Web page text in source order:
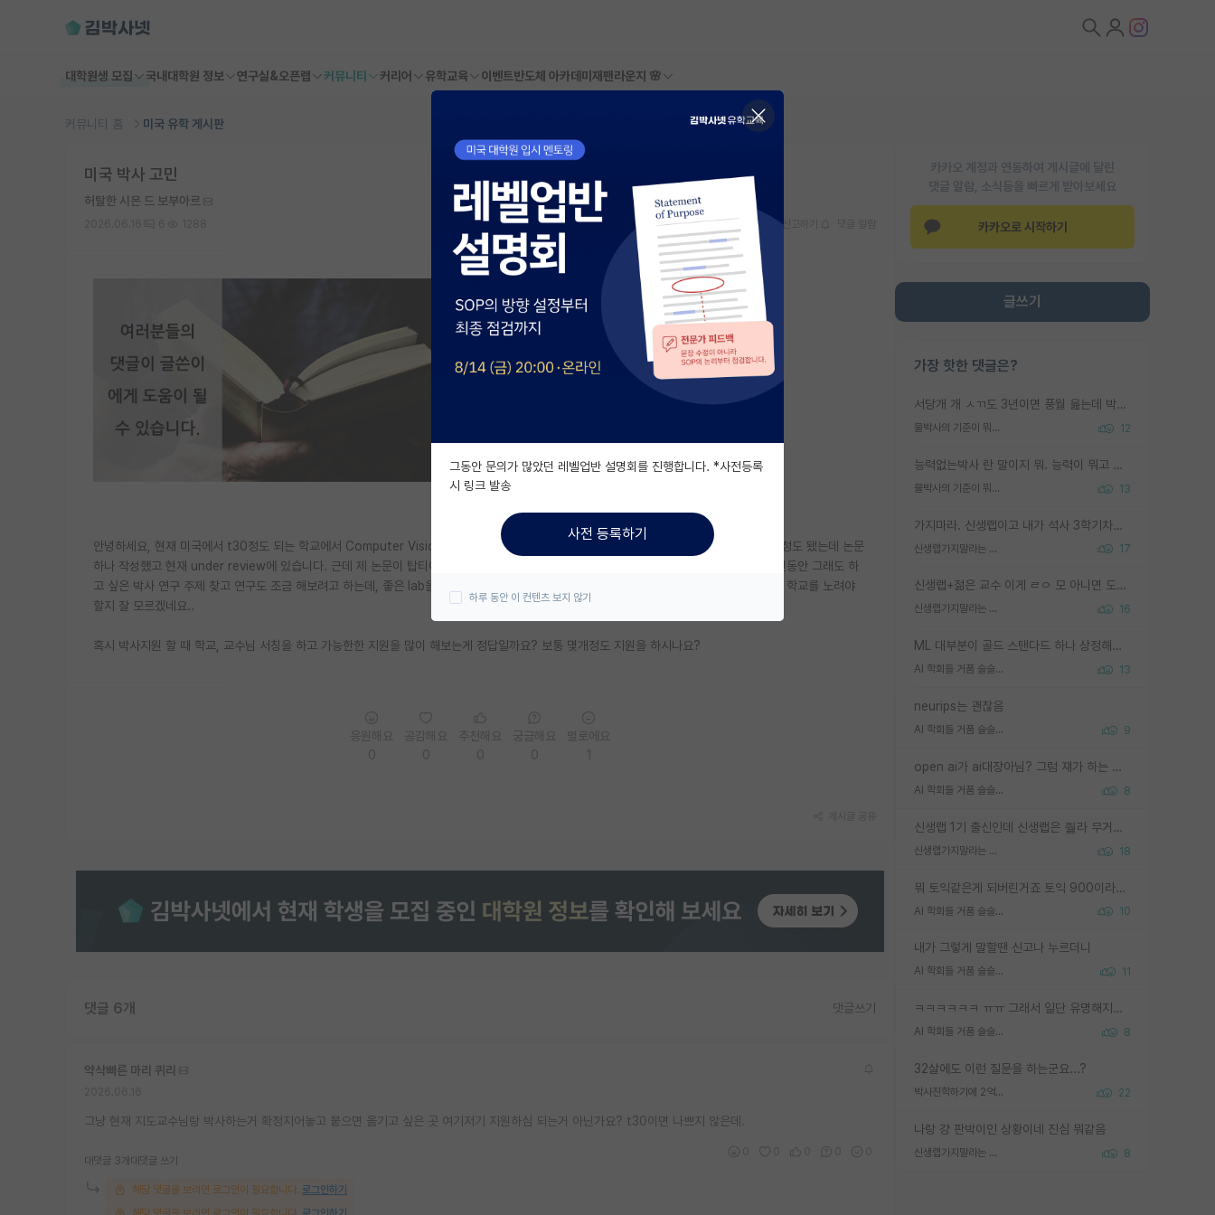
대학원생 모집 국내대학원 정보 연구실&오픈랩 커뮤니티 커리어 유학교육 이벤트반도체 아카데미 재팬라운지 🌸
커뮤니티 홈 미국 유학 게시판
카카오 계정과 연동하여 게시글에 달린
댓글 알람, 소식등을 빠르게 받아보세요
카카오로 시작하기
글쓰기
가장 핫한 댓글은?
서당개 개 ㅅㄲ도 3년이면 풍월 읊는데 박사 5년 이상 대리고 있으면서 물된건 교수 탓 맞는ㄱ게 거기가 서당이 아니란 소리임
물박사의 기준이 뭐임? 12
능력없는박사 란 말이지 뭐. 능력이 뭐고 능력이 있다는게 뭔지는 사람마다 기준이 다르니까 얘기해봐야 서로 자기 기준만 얘기해서 논쟁이 끝이 안나고. 주위에서 능력있고 야심있는 신입생이 교수가 유의미한 피드백을 아예 안주면서 제대로된 과제에 참여해볼 기회도 제공하지 않고 잡일 뺑뺑이만 돌려서 맨날 단순작업만 하면서 밤새다가 눈빛이 점점 죽어가는걸 본 사람은 물박사는 교수탓이라고 하고, 교수는 이것저것 알려도 주고 기회도 주고 사수 동기 붙여주면서 어떻게든 끌고가려고 하는데 본인이 매일 뺀질거리면서 출근 하는둥마는둥 하다가 기껏 와서도 폰이나 쳐다보다가 실험 망치고 저녁약속있어서 먼저 가볼게요~ 하는걸 본 사람은 물박사는 본인탓이라고 함.
물박사의 기준이 뭐임? 13
가지마라. 신생랩이고 내가 석사 3학기차인데 최고참인데 나도 아무것도 모르는데 교수가 후배들 왜 논문 교육 안시키냐. 논문 왜 안 써오냐 닦달한다
신생랩가지말라는 이유가 있었구나 17
신생랩+젊은 교수 이게 ㄹㅇ 모 아니면 도인듯.
신생랩가지말라는 이유가 있었구나 16
ML 대부분이 골드 스탠다드 하나 상정해놓고 (벤치마크 데이터셋이 여러 개면 여러 개 상정) 그거 얼마나 잘 맞추나 싸움임 가끔 번뜩이는 설계 철학을 보여주는 논문들도 있지만 대부분 그거 성적 얼마나 더 올리느라에 혈안이 되어 있는 측면이 잇음
AI 학회들 거품 슬슬 지적이 나오네요 13
neurips는 괜찮음
AI 학회들 거품 슬슬 지적이 나오네요 9
open ai가 ai대장아님? 그럼 쟤가 하는 말이 다 맞겠네
AI 학회들 거품 슬슬 지적이 나오네요 8
신생랩 1기 출신인데 신생랩은 줠라 무거운 바벨 같은거임. 들면 대박인데 못들면 깔려 죽음. 아무도 알려주지 않는 환경에서 자생해야하지만, 일단 살아남았다면 그 어떤 사람보다 악착같고 생존력 높은 사람으로 거듭날 수 있음
신생랩가지말라는 이유가 있었구나 18
뭐 토익같은게 되버린거죠 토익 900이라고 영어잘하는건 아닙니다만 잘하는사람은 다 900을 넘는 그런
AI 학회들 거품 슬슬 지적이 나오네요 10
내가 그렇게 말할땐 신고나 누르더니
AI 학회들 거품 슬슬 지적이 나오네요 11
ㅋㅋㅋㅋㅋㅋ ㅠㅠ 그래서 일단 유명해지는게 중요한거같습니다
AI 학회들 거품 슬슬 지적이 나오네요 8
32살에도 이런 질문을 하는군요...?
박사진학하기에 2억은 괜찮은 (?) 정도의 경제력인가요 22
나랑 걍 판박이인 상황이네 진심 뭐같음
신생랩가지말라는 이유가 있었구나 8
미국 박사 고민
허탈한 시몬 드 보부아르
스크랩 신고하기
안녕하세요, 현재 미국에서 t30정도 되는 학교에서 Computer Vision 관련 석사과정 하고 있고 미박을 도전 해보려고 하는데요. 현재 1년차정도 됐는데 논문
하나 작성했고 현재 under review에 있습니다. 근데 제 논문이 탑티어에 accept 안될 확률이 매우 높다는걸 알고 있습니다. 그리고 남은 1년동안 그래도 하
고 싶은 박사 연구 주제 찾고 연구도 조금 해보려고 하는데, 좋은 lab을 들어가는 사람들을 보면 매우 뛰어난 사람들이 많아서 어느정도 순위의 학교를 노려야
할지 잘 모르겠네요..
혹시 박사지원 할 때 학교, 교수님 서칭을 하고 가능한한 지원을 많이 해보는게 정답일까요? 보통 몇개정도 지원을 하시나요?
댓글 6개 댓글쓰기
약삭빠른 마리 퀴리
그냥 현재 지도교수님랑 박사하는거 확정지어놓고 붙으면 옮기고 싶은 곳 여기저기 지원하심 되는거 아닌가요? t30이면 나쁘지 않은데.
대댓글 3개 대댓글 쓰기
해당 댓글을 보려면 로그인이 필요합니다. 로그인하기
그동안 문의가 많았던 레벨업반 설명회를 진행합니다. *사전등록
시 링크 발송
사전 등록하기
하루 동안 이 컨텐츠 보지 않기